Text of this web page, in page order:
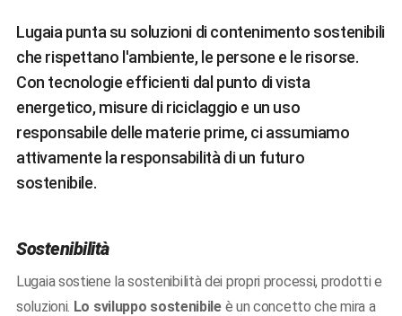
Lugaia punta su soluzioni di contenimento sostenibili
che rispettano l'ambiente, le persone e le risorse.
Con tecnologie efficienti dal punto di vista
energetico, misure di riciclaggio e un uso
responsabile delle materie prime, ci assumiamo
attivamente la responsabilità di un futuro
sostenibile.
Sostenibilità
Lugaia sostiene la sostenibilità dei propri processi, prodotti e
soluzioni. Lo sviluppo sostenibileè un concetto che mira a